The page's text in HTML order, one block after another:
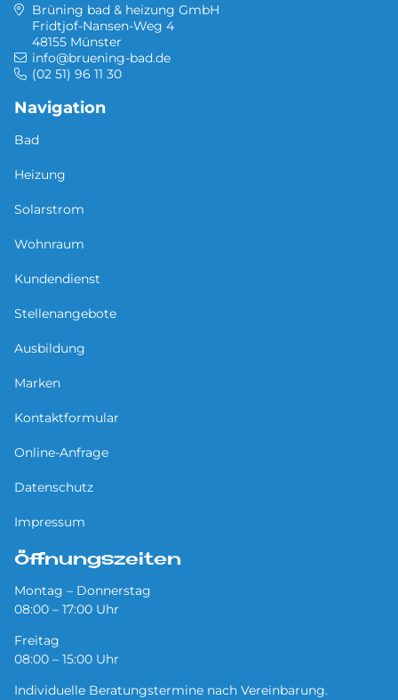
Brüning bad & heizung GmbH
Fridtjof-Nansen-Weg 4
48155 Münster
info@bruening-bad.de
(02 51) 96 11 30
Navigation
Bad
Heizung
Solarstrom
Wohnraum
Kundendienst
Stellenangebote
Ausbildung
Marken
Kontaktformular
Online-Anfrage
Datenschutz
Impressum
Öffnungszeiten
Montag – Donnerstag
08:00 – 17:00 Uhr
Freitag
08:00 – 15:00 Uhr
Individuelle Beratungstermine nach Vereinbarung.